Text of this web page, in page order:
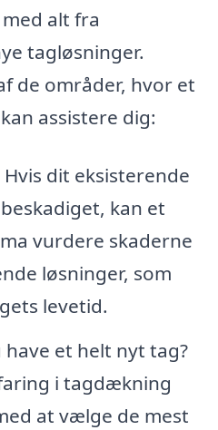
alt fra
tagløsninger.
de områder, hvor et
assistere dig:
Hvis dit eksisterende
kan et
vurdere skaderne
løsninger, som
levetid.
have et helt nyt tag?
i tagdækning
at vælge de mest